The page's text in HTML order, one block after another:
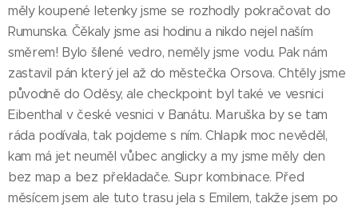
měly koupené letenky jsme se rozhodly pokračovat do
Rumunska. Čěkaly jsme asi hodinu a nikdo nejel naším
směrem! Bylo šílené vedro, neměly jsme vodu. Pak nám
zastavil pán který jel až do městečka Orsova. Chtěly jsme
původně do Oděsy, ale checkpoint byl také ve vesnici
Eibenthal v české vesnici v Banátu. Maruška by se tam
ráda podívala, tak pojdeme s ním. Chlapík moc nevěděl,
kam má jet neuměl vůbec anglicky a my jsme měly den
bez map a bez překladače. Supr kombinace. Před
měsícem jsem ale tuto trasu jela s Emilem, takže jsem po